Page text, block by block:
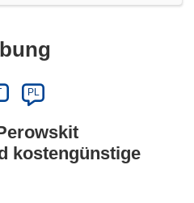
PL
kostengünstige